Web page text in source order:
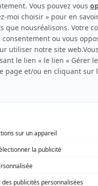
Celui qu’on surnomme parfois
québécoise. On peut l’entendre